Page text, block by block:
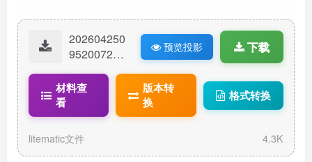
202604250
95200725-
组（前期造
人用）.lite
预览投影 下载
材料查
看
版本转
换
格式转换
litematic文件 4.3K